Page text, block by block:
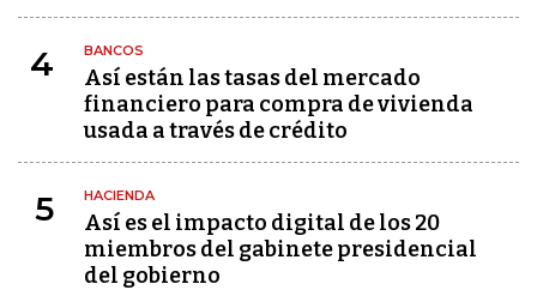
4 BANCOS
Así están las tasas del mercado
financiero para compra de vivienda
usada a través de crédito
5 HACIENDA
Así es el impacto digital de los 20
miembros del gabinete presidencial
del gobierno